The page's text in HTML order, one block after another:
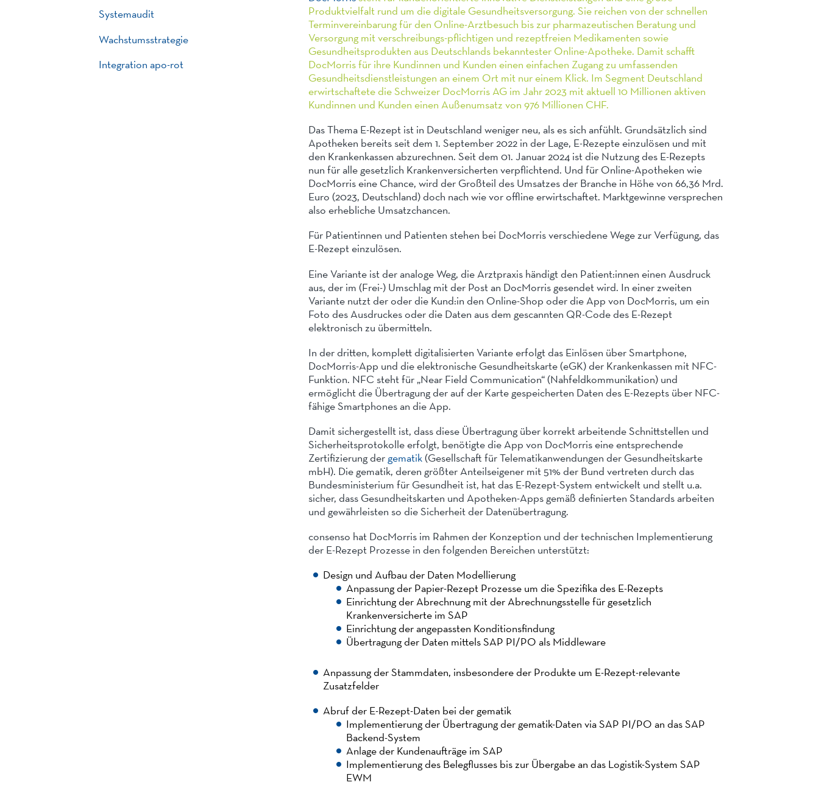
Systemaudit
Wachstumsstrategie
Integration apo-rot
Produktvielfalt rund um die digitale Gesundheitsversorgung. Sie reichen von der schnellen
Terminvereinbarung für den Online-Arztbesuch bis zur pharmazeutischen Beratung und
Versorgung mit verschreibungs-pflichtigen und rezeptfreien Medikamenten sowie
Gesundheitsprodukten aus Deutschlands bekanntester Online-Apotheke. Damit schafft
DocMorris für ihre Kundinnen und Kunden einen einfachen Zugang zu umfassenden
Gesundheitsdienstleistungen an einem Ort mit nur einem Klick. Im Segment Deutschland
erwirtschaftete die Schweizer DocMorris AG im Jahr 2023 mit aktuell 10 Millionen aktiven
Kundinnen und Kunden einen Außenumsatz von 976 Millionen CHF.
Das Thema E-Rezept ist in Deutschland weniger neu, als es sich anfühlt. Grundsätzlich sind
Apotheken bereits seit dem 1. September 2022 in der Lage, E-Rezepte einzulösen und mit
den Krankenkassen abzurechnen. Seit dem 01. Januar 2024 ist die Nutzung des E-Rezepts
nun für alle gesetzlich Krankenversicherten verpflichtend. Und für Online-Apotheken wie
DocMorris eine Chance, wird der Großteil des Umsatzes der Branche in Höhe von 66,36 Mrd.
Euro (2023, Deutschland) doch nach wie vor offline erwirtschaftet. Marktgewinne versprechen
also erhebliche Umsatzchancen.
Für Patientinnen und Patienten stehen bei DocMorris verschiedene Wege zur Verfügung, das
E-Rezept einzulösen.
Eine Variante ist der analoge Weg, die Arztpraxis händigt den Patient:innen einen Ausdruck
aus, der im (Frei-) Umschlag mit der Post an DocMorris gesendet wird. In einer zweiten
Variante nutzt der oder die Kund:in den Online-Shop oder die App von DocMorris, um ein
Foto des Ausdruckes oder die Daten aus dem gescannten QR-Code des E-Rezept
elektronisch zu übermitteln.
In der dritten, komplett digitalisierten Variante erfolgt das Einlösen über Smartphone,
DocMorris-App und die elektronische Gesundheitskarte (eGK) der Krankenkassen mit NFC-
Funktion. NFC steht für „Near Field Communication“ (Nahfeldkommunikation) und
ermöglicht die Übertragung der auf der Karte gespeicherten Daten des E-Rezepts über NFC-
fähige Smartphones an die App.
Damit sichergestellt ist, dass diese Übertragung über korrekt arbeitende Schnittstellen und
Sicherheitsprotokolle erfolgt, benötigte die App von DocMorris eine entsprechende
Zertifizierung der gematik(Gesellschaft für Telematikanwendungen der Gesundheitskarte
mbH). Die gematik, deren größter Anteilseigener mit 51% der Bund vertreten durch das
Bundesministerium für Gesundheit ist, hat das E-Rezept-System entwickelt und stellt u.a.
sicher, dass Gesundheitskarten und Apotheken-Apps gemäß definierten Standards arbeiten
und gewährleisten so die Sicherheit der Datenübertragung.
consenso hat DocMorris im Rahmen der Konzeption und der technischen Implementierung
der E-Rezept Prozesse in den folgenden Bereichen unterstützt:
Design und Aufbau der Daten Modellierung
Anpassung der Papier-Rezept Prozesse um die Spezifika des E-Rezepts
Einrichtung der Abrechnung mit der Abrechnungsstelle für gesetzlich
Krankenversicherte im SAP
Einrichtung der angepassten Konditionsfindung
Übertragung der Daten mittels SAP PI/PO als Middleware
Anpassung der Stammdaten, insbesondere der Produkte um E-Rezept-relevante
Zusatzfelder
Abruf der E-Rezept-Daten bei der gematik
Implementierung der Übertragung der gematik-Daten via SAP PI/PO an das SAP
Backend-System
Anlage der Kundenaufträge im SAP
Implementierung des Belegflusses bis zur Übergabe an das Logistik-System SAP
EWM